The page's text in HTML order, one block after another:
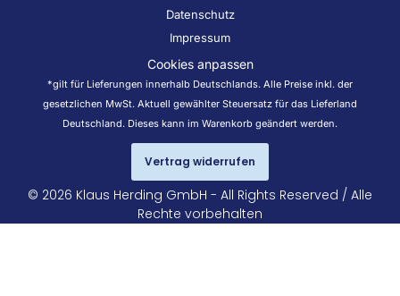
Datenschutz
Impressum
Cookies anpassen
*gilt für Lieferungen innerhalb Deutschlands. Alle Preise inkl. der
gesetzlichen MwSt. Aktuell gewählter Steuersatz für das Lieferland
Deutschland. Dieses kann im Warenkorb geändert werden.
Vertrag widerrufen
© 2026 Klaus Herding GmbH - All Rights Reserved / Alle
Rechte vorbehalten